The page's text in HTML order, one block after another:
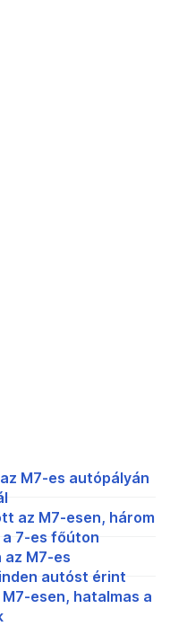
M7-es autópályán
az M7-esen, három
7-es főúton
az M7-es
autóst érint
esen, hatalmas a